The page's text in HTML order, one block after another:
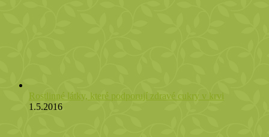
Rostlinné látky, které podporují zdravé cukry v krvi
1.5.2016